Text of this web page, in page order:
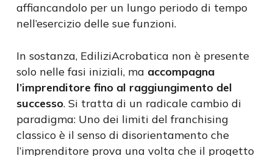
affiancandolo per un lungo periodo di tempo
nell’esercizio delle sue funzioni.
In sostanza, EdiliziAcrobatica non è presente
solo nelle fasi iniziali, ma accompagna
l’imprenditore fino al raggiungimento del
successo. Si tratta di un radicale cambio di
paradigma: Uno dei limiti del franchising
classico è il senso di disorientamento che
l’imprenditore prova una volta che il progetto